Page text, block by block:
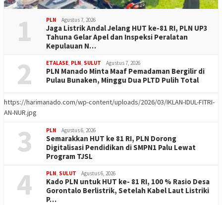
1 PLN Agustus 7, 2026
Jaga Listrik Andal Jelang HUT ke-81 RI, PLN UP3
Tahuna Gelar Apel dan Inspeksi Peralatan
Kepulauan N…
2 ETALASE, PLN, SULUT Agustus 7, 2026
PLN Manado Minta Maaf Pemadaman Bergilir di
Pulau Bunaken, Minggu Dua PLTD Pulih Total
https://harimanado.com/wp-content/uploads/2026/03/IKLAN-IDUL-FITRI-
AN-NUR.jpg
3 PLN Agustus 6, 2026
Semarakkan HUT ke 81 RI, PLN Dorong
Digitalisasi Pendidikan di SMPN1 Palu Lewat
Program TJSL
4 PLN, SULUT Agustus 6, 2026
Kado PLN untuk HUT ke- 81 RI, 100 % Rasio Desa
Gorontalo Berlistrik, Setelah Kabel Laut Listriki
P…